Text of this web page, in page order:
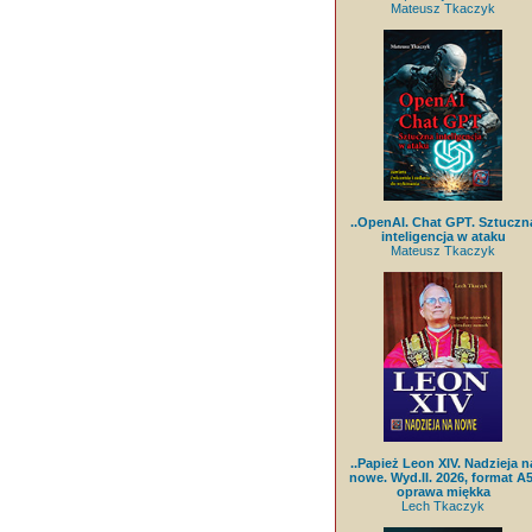
Mateusz Tkaczyk
..OpenAI. Chat GPT.
inteligencja w ataku
Mateusz Tkaczyk
..Papież Leon XIV. Nadzieja
nowe. Wyd.II. 2026, format
oprawa miękka
Lech Tkaczyk